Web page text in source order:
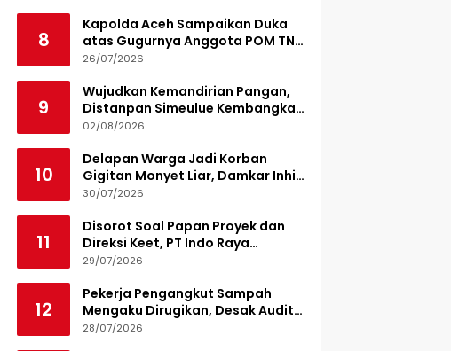
8
Kapolda Aceh Sampaikan Duka
atas Gugurnya Anggota POM TNI
Saat Bantu Kejar Bandar Narkoba
26/07/2026
9
Wujudkan Kemandirian Pangan,
Distanpan Simeulue Kembangkan
Demplot Hortikultura
02/08/2026
10
Delapan Warga Jadi Korban
Gigitan Monyet Liar, Damkar Inhil
Turunkan 15 Personel
30/07/2026
11
Disorot Soal Papan Proyek dan
Direksi Keet, PT Indo Raya
Kabenteng Berikan Penjelasan
29/07/2026
12
Pekerja Pengangkut Sampah
Mengaku Dirugikan, Desak Audit
Pengelolaan LPS di Pekanbaru
28/07/2026